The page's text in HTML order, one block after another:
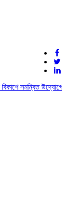
সমন্বিত উদ্যোগের